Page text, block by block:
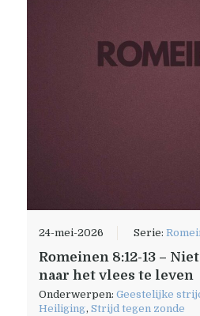
24-mei-2026 Serie:
Romeinen 8:12-13 –
naar het vlees te leven
Onderwerpen:Geestelijke
Heiliging,Strijd tegen zonde